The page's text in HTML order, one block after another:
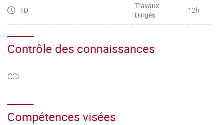
TD
Travaux
Dirigés
12h
Contrôle des connaissances
CCI
Compétences visées